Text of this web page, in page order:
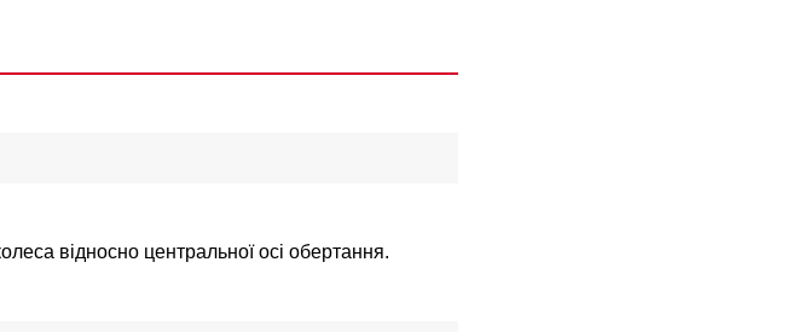
відносно центральної осі обертання.